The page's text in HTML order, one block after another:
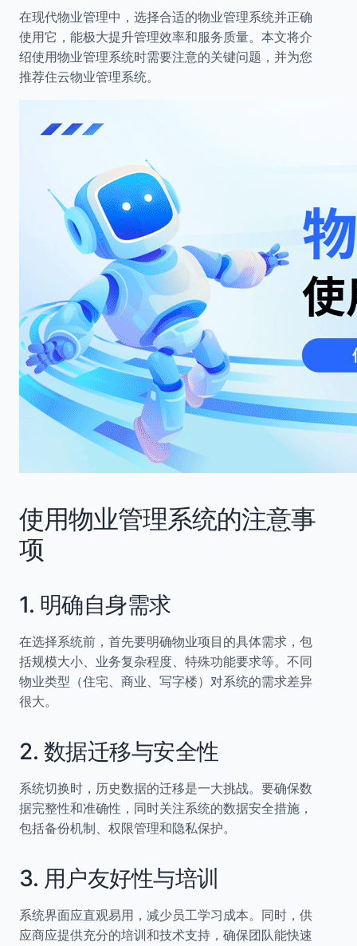
在现代物业管理中，选择合适的物业管理系统并正确
使用它，能极大提升管理效率和服务质量。本文将介
绍使用物业管理系统时需要注意的关键问题，并为您
推荐住云物业管理系统。
使用物业管理系统的注意事
项
1. 明确自身需求
在选择系统前，首先要明确物业项目的具体需求，包
括规模大小、业务复杂程度、特殊功能要求等。不同
物业类型（住宅、商业、写字楼）对系统的需求差异
很大。
2. 数据迁移与安全性
系统切换时，历史数据的迁移是一大挑战。要确保数
据完整性和准确性，同时关注系统的数据安全措施，
包括备份机制、权限管理和隐私保护。
3. 用户友好性与培训
系统界面应直观易用，减少员工学习成本。同时，供
应商应提供充分的培训和技术支持，确保团队能快速